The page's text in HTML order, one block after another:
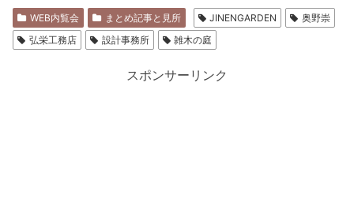
WEB内覧会 まとめ記事と見所 JINENGARDEN
奥野崇
弘栄工務店
設計事務所 雑木の庭
スポンサーリンク